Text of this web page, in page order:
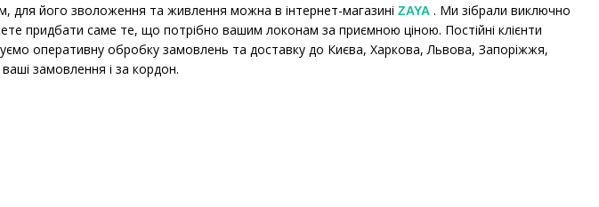
для його зволоження та живлення можна в інтернет-магазині ZAYA . Ми зібрали виключно
придбати саме те, що потрібно вашим локонам за приємною ціною. Постійні клієнти
оперативну обробку замовлень та доставку до Києва, Харкова, Львова, Запоріжжя,
замовлення і за кордон.